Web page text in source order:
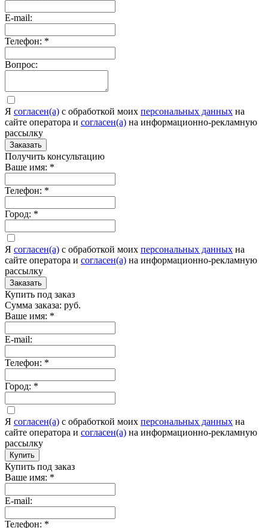
E-mail:
Телефон: *
Вопрос:
Я согласен(а) c обработкой моих персональных данных на
сайте оператора и согласен(а) на информационно-рекламную
рассылку
Заказать
Получить консультацию
Ваше имя: *
Телефон: *
Город: *
Я согласен(а) c обработкой моих персональных данных на
сайте оператора и согласен(а) на информационно-рекламную
рассылку
Заказать
Купить под заказ
Сумма заказа: руб.
Ваше имя: *
E-mail:
Телефон: *
Город: *
Я согласен(а) c обработкой моих персональных данных на
сайте оператора и согласен(а) на информационно-рекламную
рассылку
Купить
Купить под заказ
Ваше имя: *
E-mail:
Телефон: *